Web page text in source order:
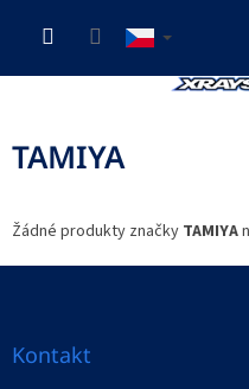
TAMIYA
Žádné produkty značky TAMIYA
Z
Kontakt